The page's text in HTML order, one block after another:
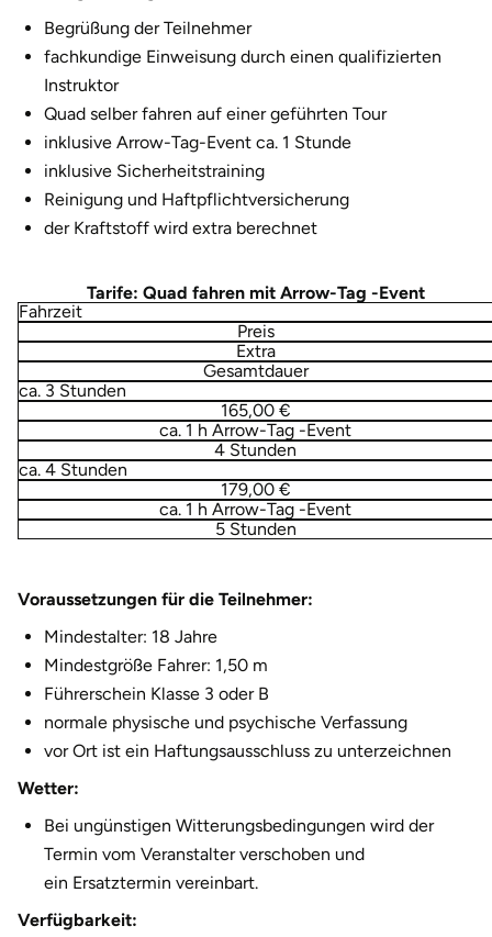
Begrüßung der Teilnehmer
fachkundige Einweisung durch einen qualifizierten
Instruktor
Quad selber fahren auf einer geführten Tour
inklusive Arrow-Tag-Event ca. 1 Stunde
inklusive Sicherheitstraining
Reinigung und Haftpflichtversicherung
der Kraftstoff wird extra berechnet
Tarife: Quad fahren mit Arrow-Tag -Event
Fahrzeit
Preis
Extra
Gesamtdauer
ca. 3 Stunden
165,00 €
ca. 1 h Arrow-Tag -Event
4 Stunden
ca. 4 Stunden
179,00 €
ca. 1 h Arrow-Tag -Event
5 Stunden
Voraussetzungen für die Teilnehmer:
Mindestalter: 18 Jahre
Mindestgröße Fahrer: 1,50 m
Führerschein Klasse 3 oder B
normale physische und psychische Verfassung
vor Ort ist ein Haftungsausschluss zu unterzeichnen
Wetter:
Bei ungünstigen Witterungsbedingungen wird der
Termin vom Veranstalter verschoben und
ein Ersatztermin vereinbart.
Verfügbarkeit:
Erfurt
Erlangen
Essen
Flensburg
Frankfurt am Main
Freiberg
Freiburg
Gelnhausen
Gera
Gersfeld
Gotha